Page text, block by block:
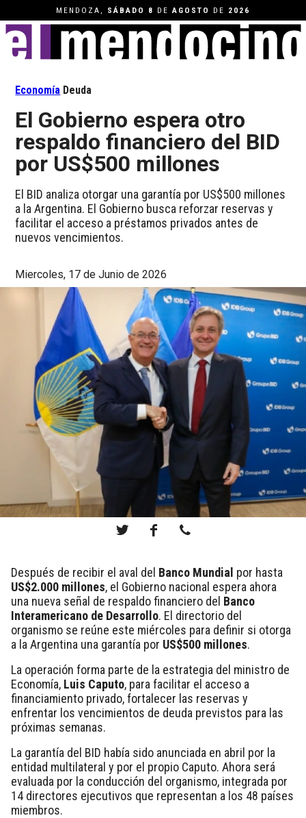
MENDOZA, SÁBADO 8 DEAGOSTO DE 2026
Economía Deuda
El Gobierno espera otro
respaldo financiero del BID
por US$500 millones
El BID analiza otorgar una garantía por US$500 millones
a la Argentina. El Gobierno busca reforzar reservas y
facilitar el acceso a préstamos privados antes de
nuevos vencimientos.
Miercoles, 17 de Junio de 2026
Después de recibir el aval del Banco Mundial por hasta
US$2.000 millones, el Gobierno nacional espera ahora
una nueva señal de respaldo financiero del Banco
Interamericano de Desarrollo. El directorio del
organismo se reúne este miércoles para definir si otorga
a la Argentina una garantía por US$500 millones.
La operación forma parte de la estrategia del ministro de
Economía, Luis Caputo, para facilitar el acceso a
financiamiento privado, fortalecer las reservas y
enfrentar los vencimientos de deuda previstos para las
próximas semanas.
La garantía del BID había sido anunciada en abril por la
entidad multilateral y por el propio Caputo. Ahora será
evaluada por la conducción del organismo, integrada por
14 directores ejecutivos que representan a los 48 países
miembros.